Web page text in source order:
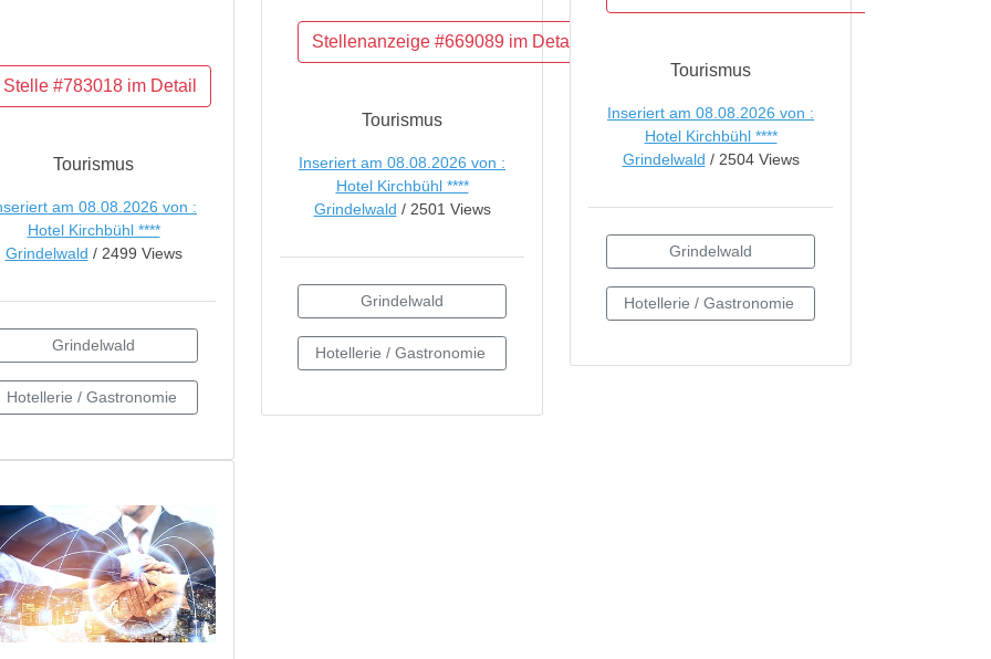
Tourismus
am 08.08.2026 von :
Hotel Kirchbühl ****
Grindelwald / 2499 Views
Tourismus
Inseriert am 08.08.2026 von :
Hotel Kirchbühl ****
Grindelwald / 2501 Views
Tourismus
Inseriert am 08.08.2026 von :
Hotel Kirchbühl ****
Grindelwald / 2504 Views